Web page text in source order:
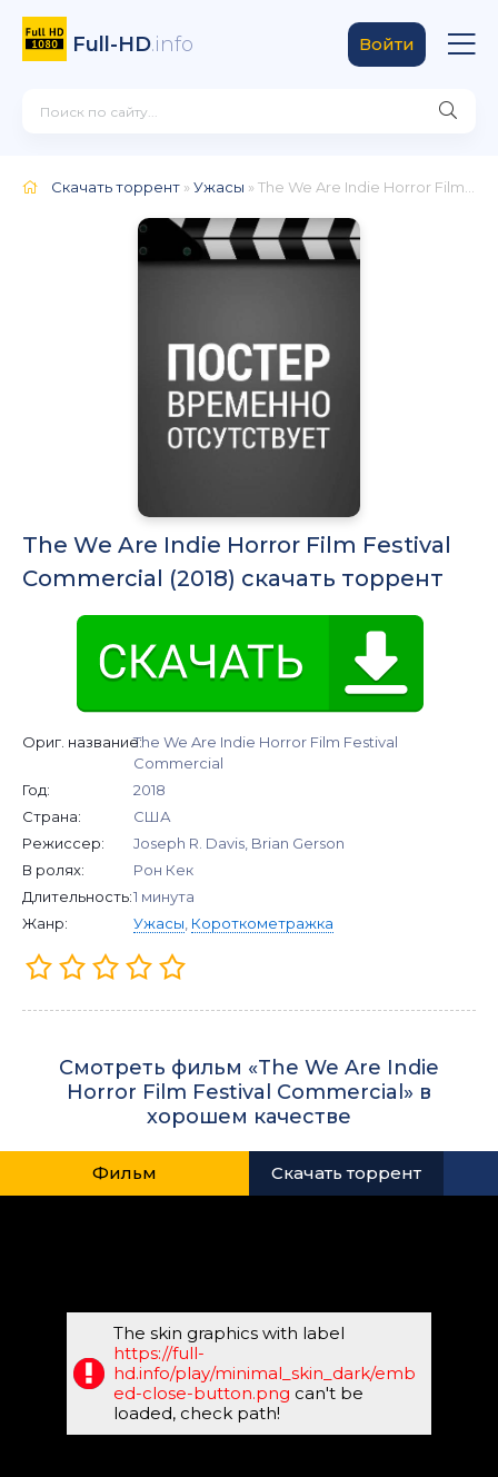
Full-HD.info Войти
Скачать торрент »Ужасы » The We Are Indie Horror Film Festival Commercial
The We Are Indie Horror Film Festival
Commercial (2018) скачать торрент
Ориг. название:The We Are Indie Horror Film Festival
Commercial
Год:
2018
Страна:
США
Режиссер:
Joseph R. Davis, Brian Gerson
В ролях:
Рон Кек
Длительность:1 минута
Жанр:
Ужасы Короткометражка
Смотреть фильм «The We Are Indie
Horror Film Festival Commercial» в
хорошем качестве
Фильм Скачать торрент
The skin graphics with label
https://full-
hd.info/play/minimal_skin_dark/emb
ed-close-button.png can't be
loaded, check path!